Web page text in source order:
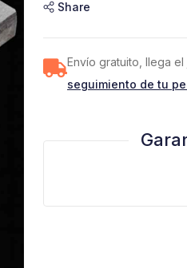
Share
Envío gratuito, llega
seguimiento de tu